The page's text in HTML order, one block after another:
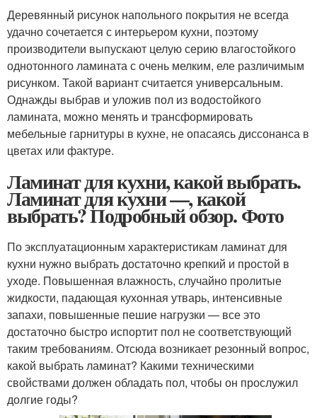
Деревянный рисунок напольного покрытия не всегда
удачно сочетается с интерьером кухни, поэтому
производители выпускают целую серию влагостойкого
однотонного ламината с очень мелким, еле различимым
рисунком. Такой вариант считается универсальным.
Однажды выбрав и уложив пол из водостойкого
ламината, можно менять и трансформировать
мебельные гарнитуры в кухне, не опасаясь диссонанса в
цветах или фактуре.
Ламинат для кухни, какой выбрать.
Ламинат для кухни —, какой
выбрать? Подробный обзор. Фото
По эксплуатационным характеристикам ламинат для
кухни нужно выбрать достаточно крепкий и простой в
уходе. Повышенная влажность, случайно пролитые
жидкости, падающая кухонная утварь, интенсивные
запахи, повышенные пешие нагрузки — все это
достаточно быстро испортит пол не соответствующий
таким требованиям. Отсюда возникает резонный вопрос,
какой выбрать ламинат? Какими техническими
свойствами должен обладать пол, чтобы он прослужил
долгие годы?